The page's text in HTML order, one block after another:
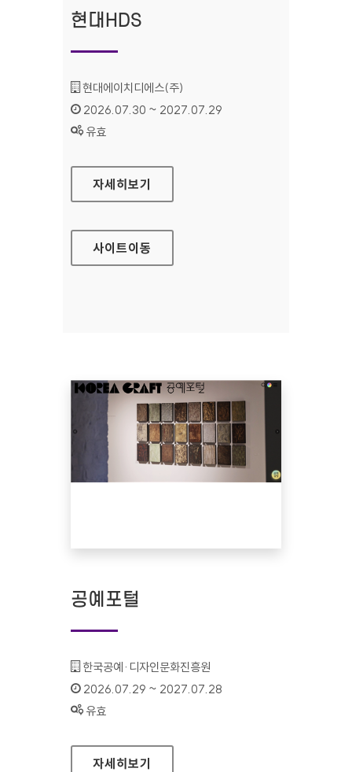
현대HDS
기관명 :
현대에이치디에스(주)
인증기간 :
2026.07.30 ~ 2027.07.29
상태 :
유효
현대HDS
자세히보기
사이트이동
공예포털
기관명 :
한국공예·디자인문화진흥원
인증기간 :
2026.07.29 ~ 2027.07.28
상태 :
유효
공예포털
자세히보기